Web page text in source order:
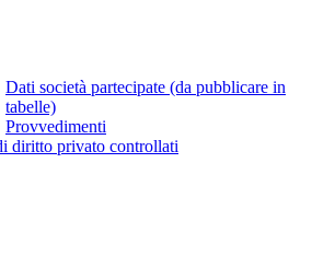
Dati società partecipate (da pubblicare in
tabelle)
Provvedimenti
diritto privato controllati